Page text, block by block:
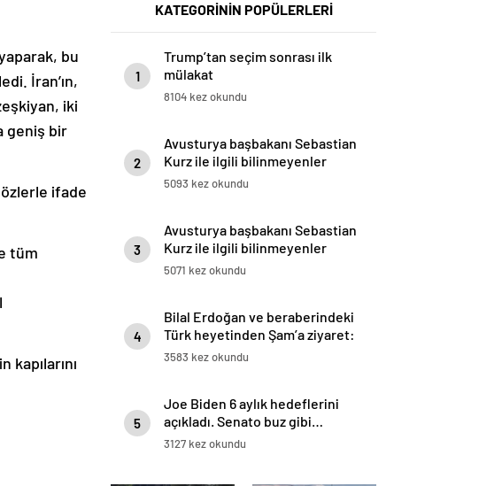
bu
İran’ın,
iki
geniş bir
ifade
tüm
KATEGORİNİN POPÜLERLERİ
1
Trump’tan seçim sonrası ilk
mülakat
8104 kez okundu
2
Avusturya başbakanı Sebastian
Kurz ile ilgili bilinmeyenler
5093 kez okundu
3
Avusturya başbakanı Sebastian
Kurz ile ilgili bilinmeyenler
5071 kez okundu
4
Bilal Erdoğan ve beraberindeki
Türk heyetinden Şam’a ziyaret:
Emevi Camii’nde namaz kıldılar
3583 kez okundu
5
Joe Biden 6 aylık hedeflerini
açıkladı. Senato buz gibi…
3127 kez okundu